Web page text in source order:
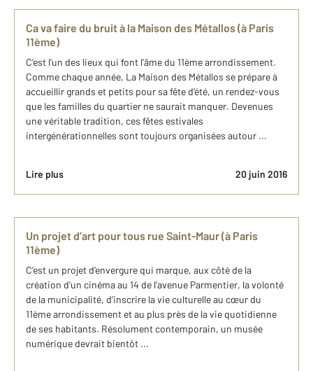
Ca va faire du bruit à la Maison des Métallos (à Paris
11ème)
C’est l’un des lieux qui font l’âme du 11ème arrondissement.
Comme chaque année, La Maison des Métallos se prépare à
accueillir grands et petits pour sa fête d’été, un rendez-vous
que les familles du quartier ne saurait manquer. Devenues
une véritable tradition, ces fêtes estivales
intergénérationnelles sont toujours organisées autour ...
Lire plus 20 juin 2016
Un projet d’art pour tous rue Saint-Maur (à Paris
11ème)
C’est un projet d’envergure qui marque, aux côté de la
création d’un cinéma au 14 de l’avenue Parmentier, la volonté
de la municipalité, d’inscrire la vie culturelle au cœur du
11ème arrondissement et au plus près de la vie quotidienne
de ses habitants. Résolument contemporain, un musée
numérique devrait bientôt ...